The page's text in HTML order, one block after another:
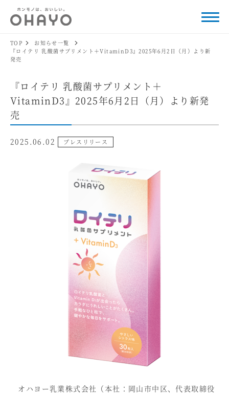
TOP
お知らせ一覧
『ロイテリ 乳酸菌サプリメント＋VitaminD3』2025年6月2日（月）より新
発売
『ロイテリ 乳酸菌サプリメント＋
VitaminD3』2025年6月2日（月）より新発
売
2025.06.02 プレスリリース
オハヨー乳業株式会社（本社：岡山市中区、代表取締役